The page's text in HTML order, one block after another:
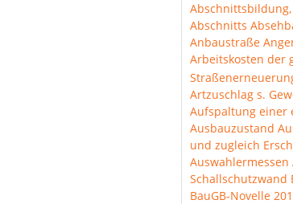
Abschnitts
Anbaustraße
Arbeitskosten der
Artzuschlag s.
Aufspaltung einer
Ausbauzustand
und zugleich
Auswahlermessen
Schallschutzwand
BauGB-Novelle